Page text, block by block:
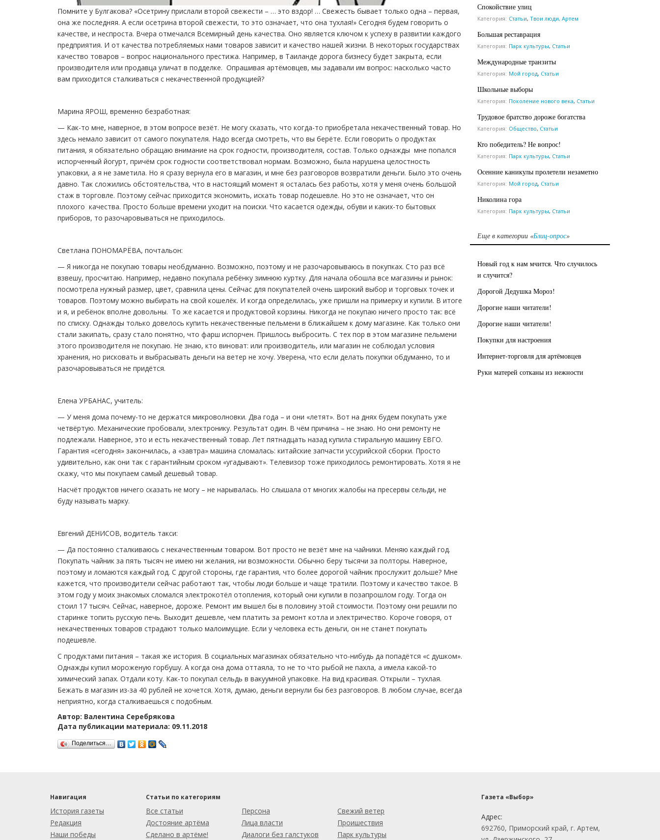
Помните у Булгакова? «Осетрину прислали второй свежести – … это вздор! … Свежесть бывает только одна – первая,
она же последняя. А если осетрина второй свежести, то это означает, что она тухлая!» Сегодня будем говорить о
качестве, и неспроста. Вчера отмечался Всемирный день качества. Оно является ключом к успеху в развитии каждого
предприятия. И от качества потребляемых нами товаров зависит и качество нашей жизни. В некоторых государствах
качество товаров – вопрос национального престижа. Например, в Таиланде дорога бизнесу будет закрыта, если
производителя или продавца уличат в подделке. Опрашивая артёмовцев, мы задавали им вопрос: насколько часто
вам приходится сталкиваться с некачественной продукцией?
Марина ЯРОШ, временно безработная:
— Как-то мне, наверное, в этом вопросе везёт. Не могу сказать, что когда-то приобретала некачественный товар. Но
здесь немало зависит от самого покупателя. Надо всегда смотреть, что вы берёте. Если говорить о продуктах
питания, я обязательно обращаю внимание на срок годности, производителя, состав. Только однажды мне попался
испорченный йогурт, причём срок годности соответствовал нормам. Возможно, была нарушена целостность
упаковки, а я не заметила. Но я сразу вернула его в магазин, и мне без разговоров возвратили деньги. Было это очень
давно. Так сложились обстоятельства, что в настоящий момент я осталась без работы, хотя у меня очень большой
стаж в торговле. Поэтому сейчас приходится экономить, искать товар подешевле. Но это не означает, что он
плохого качества. Просто больше времени уходит на поиски. Что касается одежды, обуви и каких-то бытовых
приборов, то разочаровываться не приходилось.
Светлана ПОНОМАРЁВА, почтальон:
— Я никогда не покупаю товары необдуманно. Возможно, поэтому и не разочаровываюсь в покупках. Сто раз всё
взвешу, просчитаю. Например, недавно покупала ребёнку зимнюю куртку. Для начала обошла все магазины и рынок:
посмотрела нужный размер, цвет, сравнила цены. Сейчас для покупателей очень широкий выбор и торговых точек и
товаров. Поэтому можно выбирать на свой кошелёк. И когда определилась, уже пришли на примерку и купили. В итоге
и я, и ребёнок вполне довольны. То же касается и продуктовой корзины. Никогда не покупаю ничего просто так: всё
по списку. Однажды только довелось купить некачественные пельмени в ближайшем к дому магазине. Как только они
стали закипать, сразу стало понятно, что фарш испорчен. Пришлось выбросить. С тех пор в этом магазине пельмени
этого производителя не покупаю. Не знаю, кто виноват: или производитель, или магазин не соблюдал условия
хранения, но рисковать и выбрасывать деньги на ветер не хочу. Уверена, что если делать покупки обдуманно, то и
разочаровываться не придётся.
Елена УРБАНАС, учитель:
— У меня дома почему-то не держатся микроволновки. Два года – и они «летят». Вот на днях будем покупать уже
четвёртую. Механические пробовали, электронику. Результат один. В чём причина – не знаю. Но они ремонту не
подлежали. Наверное, это и есть некачественный товар. Лет пятнадцать назад купила стиральную машину ЕВГО.
Гарантия «сегодня» закончилась, а «завтра» машина сломалась: китайские запчасти уссурийской сборки. Просто
удивительно, как они так с гарантийным сроком «угадывают». Телевизор тоже приходилось ремонтировать. Хотя я не
скажу, что мы покупаем самый дешевый товар.
Насчёт продуктов ничего сказать не могу – не нарывалась. Но слышала от многих жалобы на пресервы сельди, не
буду называть марку.
Евгений ДЕНИСОВ, водитель такси:
— Да постоянно сталкиваюсь с некачественным товаром. Вот просто не везёт мне на чайники. Меняю каждый год.
Покупать чайник за пять тысяч не имею ни желания, ни возможности. Обычно беру тысячи за полторы. Наверное,
поэтому и ломаются каждый год. С другой стороны, где гарантия, что более дорогой чайник прослужит дольше? Мне
кажется, что производители сейчас работают так, чтобы люди больше и чаще тратили. Поэтому и качество такое. В
этом году у моих знакомых сломался электрокотёл отопления, который они купили в позапрошлом году. Тогда он
стоил 17 тысяч. Сейчас, наверное, дороже. Ремонт им вышел бы в половину этой стоимости. Поэтому они решили по
старинке топить русскую печь. Выходит дешевле, чем платить за ремонт котла и электричество. Короче говоря, от
некачественных товаров страдают только малоимущие. Если у человека есть деньги, он не станет покупать
подешевле.
С продуктами питания – такая же история. В социальных магазинах обязательно что-нибудь да попадётся «с душком».
Однажды купил мороженую горбушу. А когда она дома оттаяла, то не то что рыбой не пахла, а имела какой-то
химический запах. Отдали коту. Как-то покупал сельдь в вакуумной упаковке. На вид красивая. Открыли – тухлая.
Бежать в магазин из-за 40 рублей не хочется. Хотя, думаю, деньги вернули бы без разговоров. В любом случае, всегда
неприятно, когда сталкиваешься с подобным.
Автор: Валентина Серебрякова
Дата публикации материала: 09.11.2018
Поделиться…
Спокойствие улиц
Категория: Статьи, Твои люди, Артем
Большая реставрация
Категория: Парк культуры, Статьи
Международные транзиты
Категория: Мой город, Статьи
Школьные выборы
Категория: Поколение нового века, Статьи
Трудовое братство дороже богатства
Категория: Общество, Статьи
Кто победитель? Не вопрос!
Категория: Парк культуры, Статьи
Осенние каникулы пролетели незаметно
Категория: Мой город, Статьи
Николина гора
Категория: Парк культуры, Статьи
Еще в категории «Блиц-опрос»
Новый год к нам мчится. Что случилось
и случится?
Дорогой Дедушка Мороз!
Дорогие наши читатели!
Дорогие наши читатели!
Покупки для настроения
Интернет-торговля для артёмовцев
Руки матерей сотканы из нежности
Навигация
История газеты
Редакция
Наши победы
Статьи по категориям
Все статьи
Достояние артёма
Сделано в артёме!
Персона
Лица власти
Диалоги без галстуков
Свежий ветер
Проишествия
Парк культуры
Газета «Выбор»
Адрес:
692760, Приморский край, г. Артем,